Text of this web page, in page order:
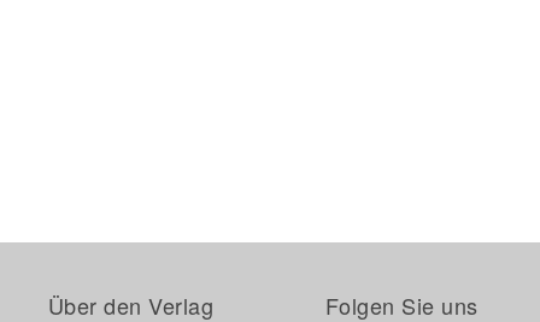
Über den Verlag Folgen Sie uns